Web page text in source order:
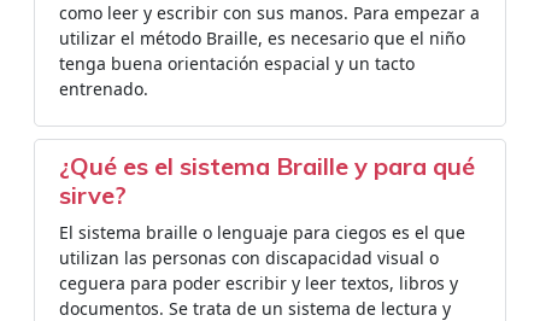
como leer y escribir con sus manos. Para empezar a
utilizar el método Braille, es necesario que el niño
tenga buena orientación espacial y un tacto
entrenado.
¿Qué es el sistema Braille y para qué
sirve?
El sistema braille o lenguaje para ciegos es el que
utilizan las personas con discapacidad visual o
ceguera para poder escribir y leer textos, libros y
documentos. Se trata de un sistema de lectura y